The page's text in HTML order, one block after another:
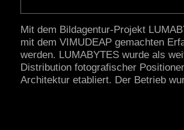
Mit dem Bildagentur-Projekt
mit dem VIMUDEAP gemachten
werden. LUMABYTES wurde als
Distribution fotografischer
Architektur etabliert. Der Betrieb